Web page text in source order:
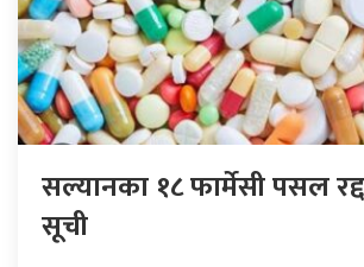
सल्यानका १८ फार्मेसी पसल
सूची